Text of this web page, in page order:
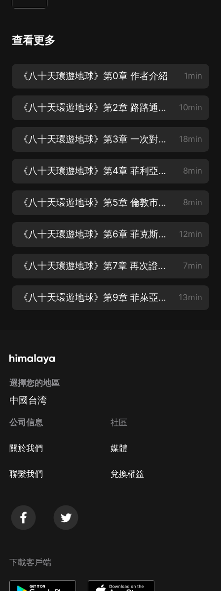
查看更多
《八十天環遊地球》第0章 作者介紹 1min
《八十天環遊地球》第2章 路路通確信自己終於找到了理想的工作 10min
《八十天環遊地球》第3章 一次對福格來說代價沉重的談話 18min
《八十天環遊地球》第4章 菲利亞斯·福格讓仆人路路通驚得目瞪口呆 8min
《八十天環遊地球》第5章 倫敦市場上出現一種新股票 8min
《八十天環遊地球》第6章 菲克斯偵探理應焦慮萬分 12min
《八十天環遊地球》第7章 再次證明檢查護照對警察並無幫助 7min
《八十天環遊地球》第9章 菲萊亞斯·福格順利渡過紅海和印度洋 13min
選擇您的地區
中國台湾
公司信息
關於我們
聯繫我們
社區
媒體
兌換權益
下載客戶端